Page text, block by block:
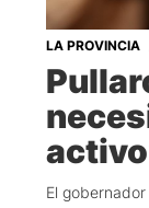
LA PROVINCIA
El